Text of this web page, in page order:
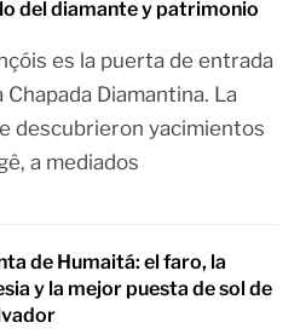
del diamante y patrimonio
es la puerta de entrada
Chapada Diamantina. La
descubrieron yacimientos
a mediados
de Humaitá: el faro, la
y la mejor puesta de sol de